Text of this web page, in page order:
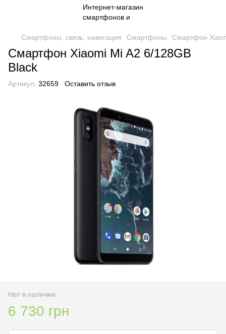
Смартфоны, связь, навигация Смартфоны Смартфон
Смартфон Xiaomi Mi A2 6/128GB
Black
Артикул: 32659 Оставить отзыв
Нет в наличии
6 730 грн